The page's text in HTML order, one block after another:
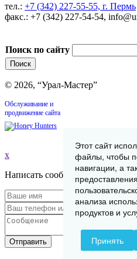
тел.: +7 (342) 227-55-55, г. Пермь
факс.: +7 (342) 227-54-54,
Поиск по сайту
© 2026, “Урал-Мастер”
Обслуживание и
продвижение сайта
x
Написать сообщение
Отправить
Этот сайт
файлы, чтобы
навигации, а
анализа
продуктов и
Принять